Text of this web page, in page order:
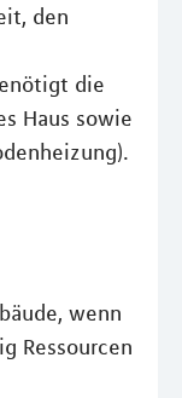
den
die
Haus sowie
wenn
Ressourcen